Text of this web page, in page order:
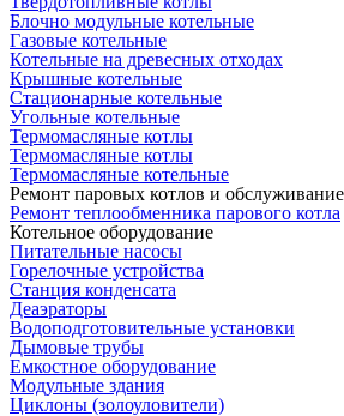
Блочно модульные котельные
Газовые котельные
Котельные на древесных отходах
Крышные котельные
Стационарные котельные
Угольные котельные
Термомасляные котлы
Термомасляные котлы
Термомасляные котельные
Ремонт паровых котлов и обслуживание
Ремонт теплообменника парового котла
Котельное оборудование
Питательные насосы
Горелочные устройства
Станция конденсата
Деаэраторы
Водоподготовительные установки
Дымовые трубы
Емкостное оборудование
Mодульные здания
Циклоны (золоуловители)